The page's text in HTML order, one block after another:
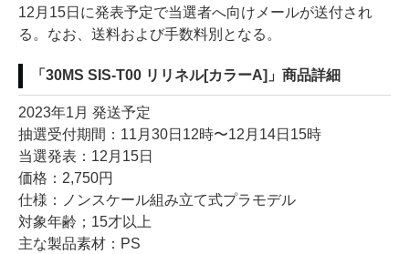
12月15日に発表予定で当選者へ向けメールが送付され
る。なお、送料および手数料別となる。
「30MS SIS-T00 リリネル[カラーA]」商品詳細
2023年1月 発送予定
抽選受付期間：11月30日12時〜12月14日15時
当選発表：12月15日
価格：2,750円
仕様：ノンスケール組み立て式プラモデル
対象年齢；15才以上
主な製品素材：PS